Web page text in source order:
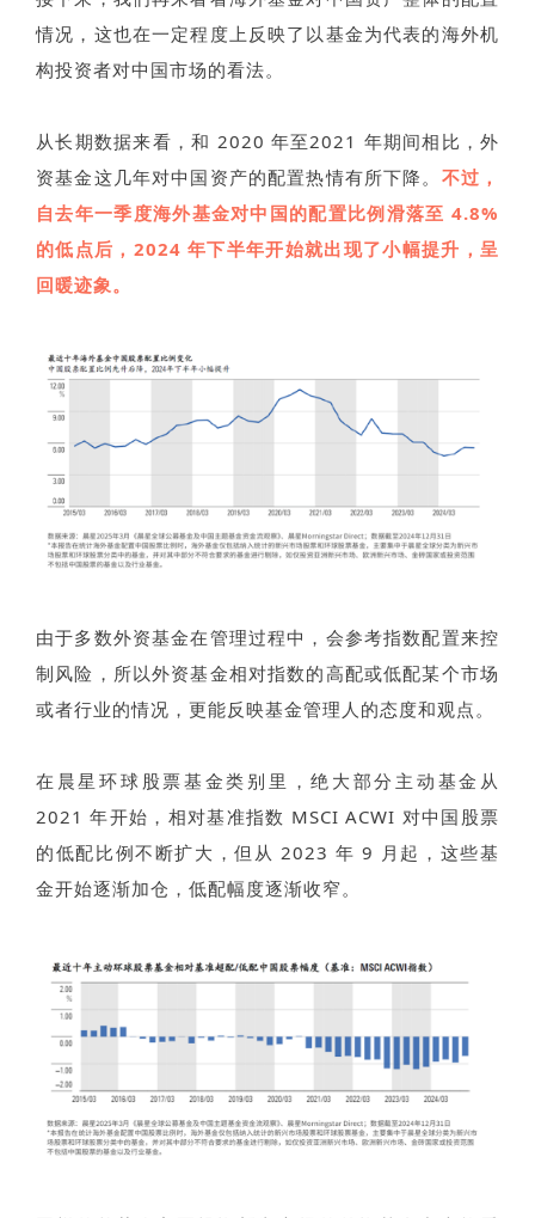
情况，这也在一定程度上反映了以基金为代表的海外机
构投资者对中国市场的看法。
从长期数据来看，和 2020 年至2021 年期间相比，外
资基金这几年对中国资产的配置热情有所下降。 不过，
自去年一季度海外基金对中国的配置比例滑落至 4.8%
的低点后，2024 年下半年开始就出现了小幅提升，呈
回暖迹象。
由于多数外资基金在管理过程中，会参考指数配置来控
制风险，所以外资基金相对指数的高配或低配某个市场
或者行业的情况，更能反映基金管理人的态度和观点。
在晨星环球股票基金类别里，绝大部分主动基金从
2021 年开始，相对基准指数 MSCI ACWI 对中国股票
的低配比例不断扩大，但从 2023 年 9 月起，这些基
金开始逐渐加仓，低配幅度逐渐收窄。